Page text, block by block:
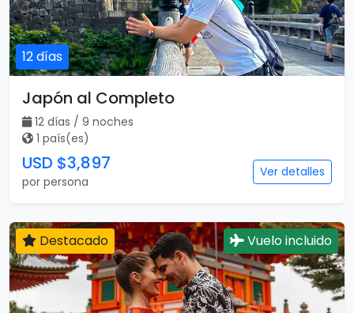
12 días
Japón al Completo
12 días / 9 noches
1 país(es)
USD $3,897
por persona
Ver detalles
Destacado Vuelo incluido